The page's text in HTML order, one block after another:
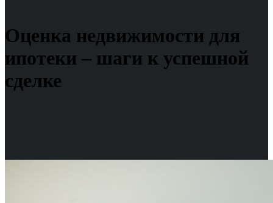
Оценка недвижимости для
ипотеки – шаги к успешной
сделке